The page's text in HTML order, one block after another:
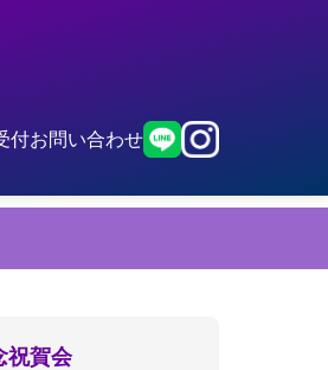
付お問い合わせ
祝賀会